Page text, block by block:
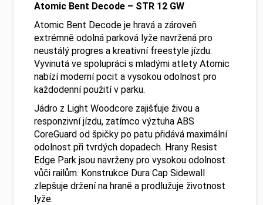
Atomic Bent Decode – STR 12 GW
Atomic Bent Decode je hravá a zároveň
extrémně odolná parková lyže navržená pro
neustálý progres a kreativní freestyle jízdu.
Vyvinutá ve spolupráci s mladými atlety Atomic
nabízí moderní pocit a vysokou odolnost pro
každodenní použití v parku.
Jádro z Light Woodcore zajišťuje živou a
responzivní jízdu, zatímco výztuha ABS
CoreGuard od špičky po patu přidává maximální
odolnost při tvrdých dopadech. Hrany Resist
Edge Park jsou navrženy pro vysokou odolnost
vůči railům. Konstrukce Dura Cap Sidewall
zlepšuje držení na hraně a prodlužuje životnost
lyže.